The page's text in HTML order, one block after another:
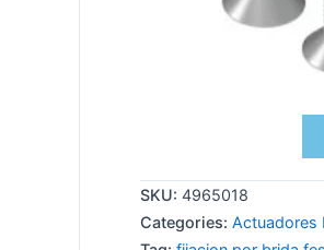
SKU: 4965018
Categories: Actuadores